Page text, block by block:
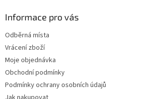
Informace pro vás
Odběrná místa
Vrácení zboží
Moje objednávka
Obchodní podmínky
Podmínky ochrany osobních údajů